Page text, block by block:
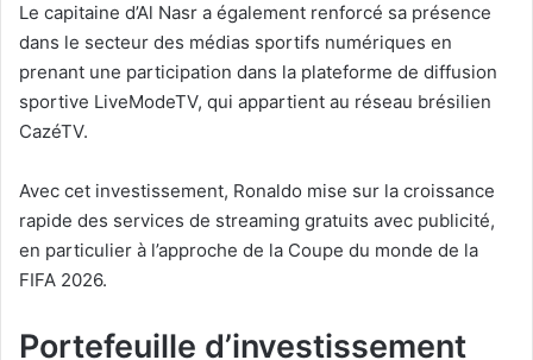
Le capitaine d’Al Nasr a également renforcé sa présence
dans le secteur des médias sportifs numériques en
prenant une participation dans la plateforme de diffusion
sportive LiveModeTV, qui appartient au réseau brésilien
CazéTV.
Avec cet investissement, Ronaldo mise sur la croissance
rapide des services de streaming gratuits avec publicité,
en particulier à l’approche de la Coupe du monde de la
FIFA 2026.
Portefeuille d’investissement